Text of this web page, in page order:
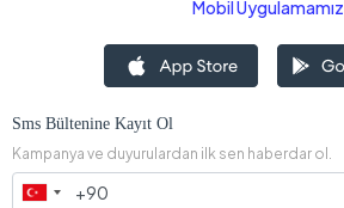
Mobil Uygulamamız
Sms Bültenine Kayıt Ol
Kampanya ve duyurulardan ilk sen haberdar ol.